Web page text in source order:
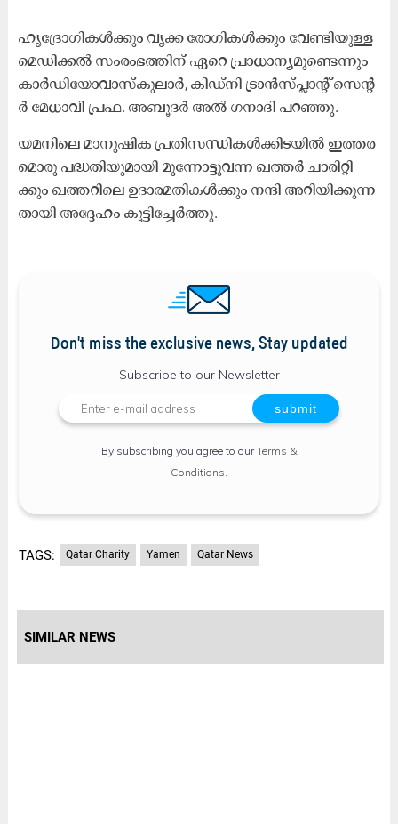
ഹൃ​ദ്രോ​ഗി​ക​ൾ​ക്കും വൃ​ക്ക രോ​ഗി​ക​ൾ​ക്കും വേ​ണ്ടി​യു​ള്ള
മെ​ഡി​ക്ക​ൽ സം​രം​ഭ​ത്തി​ന് ഏ​റെ പ്രാ​ധാ​ന്യ​മു​ണ്ടെ​ന്നും
കാ​ർ​ഡി​യോ​വാ​സ്‌​കു​ലാ​ർ, കി​ഡ്‌​നി ട്രാ​ൻ​സ്പ്ലാ​ന്റ് സെ​ന്റ​
ർ മേ​ധാ​വി പ്ര​ഫ. അ​ബൂ​ദ​ർ അ​ൽ ഗ​നാ​ദി പ​റ​ഞ്ഞു.
യ​മ​നി​ലെ മാ​നു​ഷി​ക പ്ര​തി​സ​ന്ധി​ക​ൾ​ക്കി​ട​യി​ൽ ഇ​ത്ത​ര​
മൊ​രു പ​ദ്ധ​തി​യു​മാ​യി മു​ന്നോ​ട്ടു​വ​ന്ന ഖ​ത്ത​ർ ചാ​രി​റ്റി​
ക്കും ഖ​ത്ത​റി​ലെ ഉ​ദാ​ര​മ​തി​ക​ൾ​ക്കും ന​ന്ദി അ​റി​യി​ക്കു​ന്ന​
താ​യി അ​ദ്ദേ​ഹം കൂ​ട്ടി​ച്ചേ​ർ​ത്തു.
Don't miss the exclusive news, Stay updated
Subscribe to our Newsletter
By subscribing you agree to ourTerms &
Conditions
TAGS: Qatar Charity Yamen Qatar News
SIMILAR NEWS